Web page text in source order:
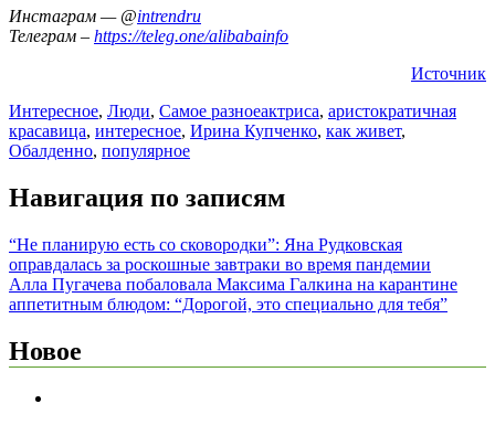
Инстаграм — @intrendru
Телеграм – https://teleg.one/alibabainfo
Источник
Интересное, Люди, Самое разноеактриса, аристократичная
красавица, интересное, Ирина Купченко, как живет,
Обалденно, популярное
Навигация по записям
“Не планирую есть со сковородки”: Яна Рудковская
оправдалась за роскошные завтраки во время пандемии
Алла Пугачева побаловала Максима Галкина на карантине
аппетитным блюдом: “Дорогой, это специально для тебя”
Новое